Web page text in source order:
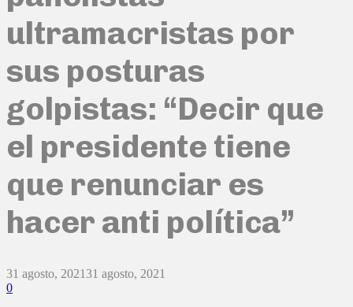
ultramacristas por
sus posturas
golpistas: “Decir que
el presidente tiene
que renunciar es
hacer anti política”
31 agosto, 202131 agosto, 2021
0